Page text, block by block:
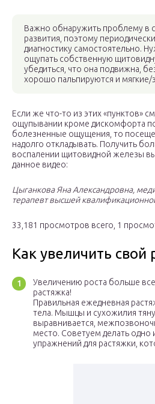
Важно обнаружить проблему в
развития, поэтому
диагностику самостоятельно.
ощупать собственную
убедиться, что она подвижна,
хорошо пальпируются и мягкие/
Если же что-то из этих «пунктов»
ощупывании кроме дискомфорта
болезненные ощущения, то
надолго откладывать. Получить
воспалении щитовидной железы
данное видео:
Цыганкова Яна Александровна,
терапевт высшей
33,181 просмотров всего, 1
Как увеличить свой
Увеличению роста больше
растяжка!
Правильная ежедневная
тела. Мышцы и сухожилия
выравнивается,
место. Советуем делать одно
упражнений для растяжки,